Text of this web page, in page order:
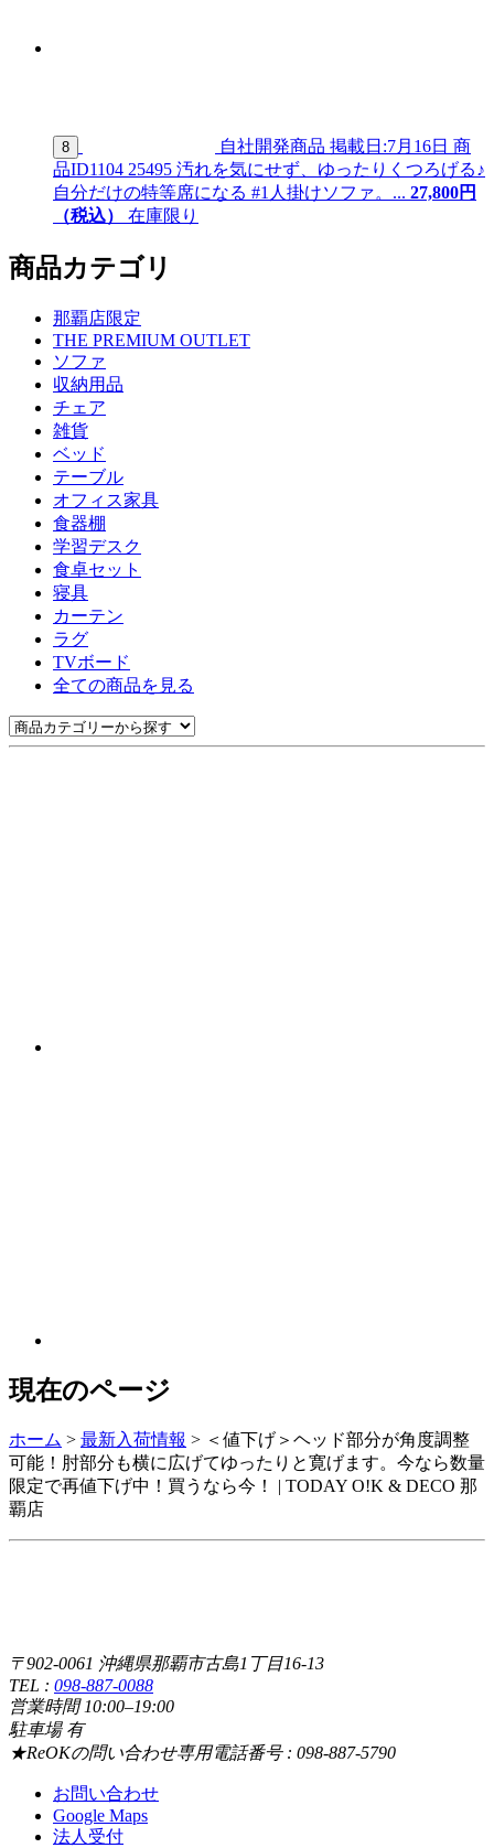
8 自社開発商品 掲載日:7月16日 商
品ID1104 25495 汚れを気にせず、ゆったりくつろげる♪
自分だけの特等席になる #1人掛けソファ。... 27,800円
（税込）
在庫限り
商品カテゴリ
那覇店限定
THE PREMIUM OUTLET
ソファ
収納用品
チェア
雑貨
ベッド
テーブル
オフィス家具
食器棚
学習デスク
食卓セット
寝具
カーテン
ラグ
TVボード
全ての商品を見る
現在のページ
ホーム > 最新入荷情報 > ＜値下げ＞ヘッド部分が角度調整
可能！肘部分も横に広げてゆったりと寛げます。今なら数量
限定で再値下げ中！買うなら今！ | TODAY O!K & DECO 那
覇店
〒902-0061 沖縄県那覇市古島1丁目16-13
TEL : 098-887-0088
営業時間 10:00–19:00
駐車場 有
★ReOKの問い合わせ専用電話番号 : 098-887-5790
お問い合わせ
Google Maps
法人受付